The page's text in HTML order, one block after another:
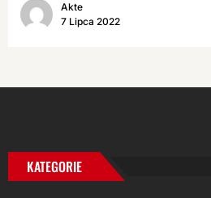
Akte
7 Lipca 2022
KATEGORIE